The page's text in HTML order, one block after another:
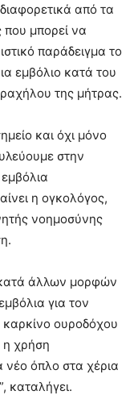
από τα
που μπορεί να
παράδειγμα το
εμβόλιο κατά του
της μήτρας.
και όχι μόνο
στην
η ογκολόγος,
νοημοσύνης
κατά άλλων μορφών
για τον
καρκίνο ουροδόχου
η χρήση
νέο όπλο στα χέρια
καταλήγει.